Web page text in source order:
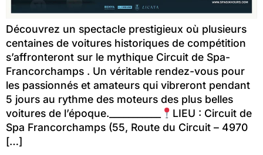
Découvrez un spectacle prestigieux où plusieurs
centaines de voitures historiques de compétition
s’affronteront sur le mythique Circuit de Spa-
Francorchamps . Un véritable rendez-vous pour
les passionnés et amateurs qui vibreront pendant
5 jours au rythme des moteurs des plus belles
voitures de l’époque.___________
LIEU : Circuit de
Spa Francorchamps (55, Route du Circuit – 4970
[…]